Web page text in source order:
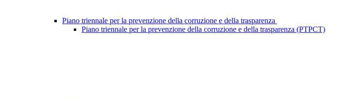
Piano triennale per la prevenzione della corruzione e della trasparenza
Piano triennale per la prevenzione della corruzione e della trasparenza (PTPCT)